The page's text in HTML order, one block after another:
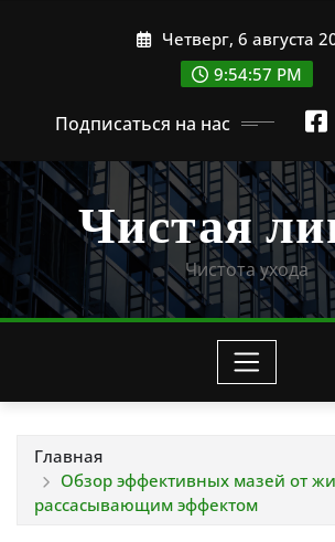
Четверг, 6 августа
9:54:58 PM
Подписаться на нас
Чистая
Чистота ухода
Главная
Обзор эффективных мазей от
рассасывающим эффектом